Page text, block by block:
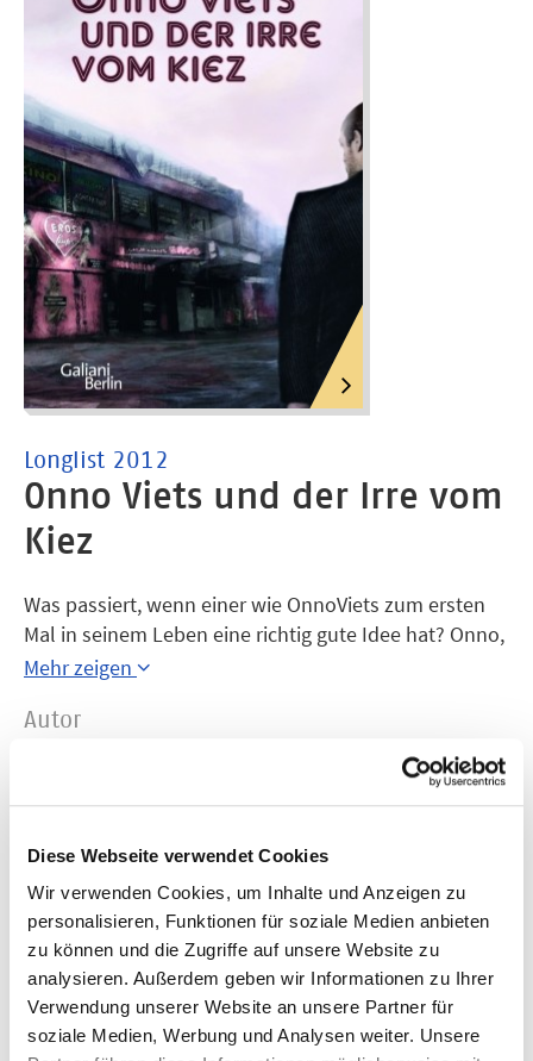
Diese Webseite verwendet Cookies
Wir verwenden Cookies, um Inhalte und Anzeigen zu
personalisieren, Funktionen für soziale Medien anbieten
zu können und die Zugriffe auf unsere Website zu
analysieren. Außerdem geben wir Informationen zu Ihrer
Verwendung unserer Website an unsere Partner für
soziale Medien, Werbung und Analysen weiter. Unsere
Longlist 2012
Onno Viets und der Irre vom
Kiez
Was passiert, wenn einer wie OnnoViets zum ersten
Mal in seinem Leben eine richtig gute Idee hat? Onno,
Mitte 50, Hartz-IV-Empfänger, Noppensockenträger
Eppendorfschen Pingpong-Runde, bekennender
Nicht-Schwitzer, leicht phobisch, hat das Finanzamt
im Nacken, den Geburtstag seiner Frau Edda vor
Augen und eine Eingebung aus dem Fernsehen: Er
wird Privatdetektiv! Seine geplagten Sportsfreunde
Erfahrung. Dennoch verhilft einer von ihnen Onno zu
seinem ersten Fall: Der Popmagnat Nick Dolan
argwöhnt Untreue seiner aktuellen Flamme, Onno
soll ein Beweisfoto von ihr und dem Liebhaber liefern.
Und Onno hat Glück, schon bald wird er Dolans
Nebenbuhler ansichtig. Allerdings ist der Kerl mit dem
Mehr zeigen
Autor